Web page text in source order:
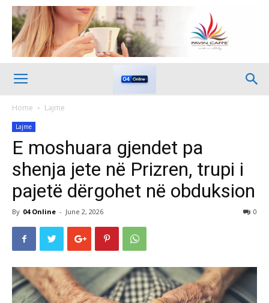
Home Lajme
Lajme
E moshuara gjendet pa
shenja jete në Prizren, trupi i
pajetë dërgohet në obduksion
By 04 Online - June 2, 2026 0